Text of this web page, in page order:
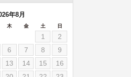
年8月
木 金 土 日
1
2
6 7 8
9
13 14 15
16